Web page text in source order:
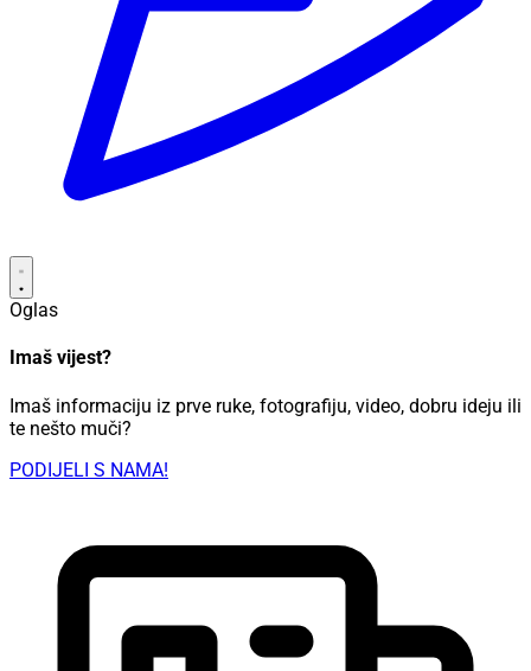
Oglas
Imaš vijest?
Imaš informaciju iz prve ruke, fotografiju, video, dobru ideju ili
te nešto muči?
PODIJELI S NAMA!